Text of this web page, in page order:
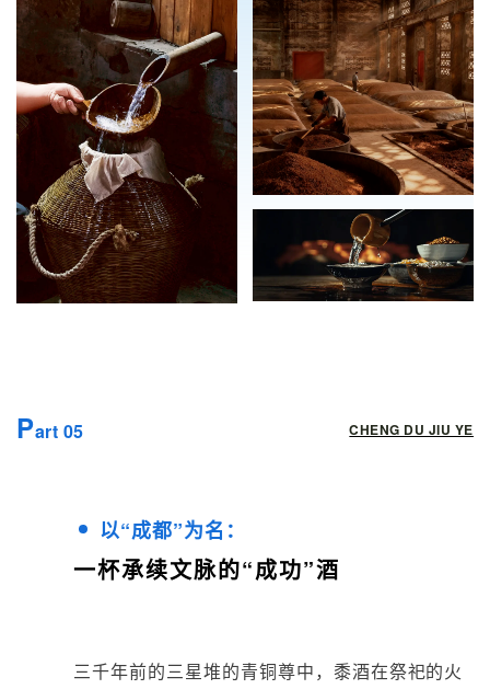
Part 05 CHENG DU JIU YE
以“成都”为名：
一杯承续文脉的“成功”酒
三千年前的三星堆的青铜尊中，黍酒在祭祀的火